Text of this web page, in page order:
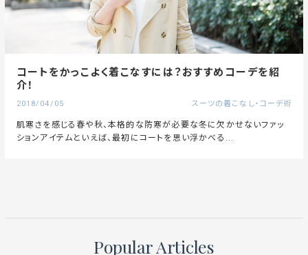
コートをかっこよく着こなすには？おすすめコーデを紹
介！
2018/04/05 スーツの着こなし・コーデ術
肌寒さを感じる春や秋、本格的な防寒が必要な冬に欠かせないファッ
ションアイテムといえば、最初にコートを思い浮かべる...
Popular Articles